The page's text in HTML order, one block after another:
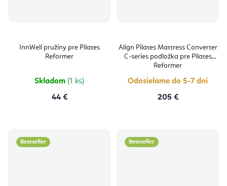
InnWell pružiny pre Pilates
Reformer
Skladom (1 ks)
44 €
Align Pilates Mattress Converter
C-series podložka pre Pilates
Reformer
Odosielame do 5-7 dní
205 €
Bestseller Bestseller